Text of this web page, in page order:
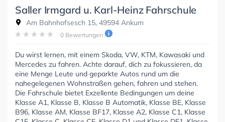
Saller Irmgard u. Karl-Heinz Fahrschule
Am Bahnhofsesch 15, 49594 Ankum
0 Bewertungen
Du wirst lernen, mit einem Skoda, VW, KTM, Kawasaki und
Mercedes zu fahren. Achte darauf, dich zu fokussieren, da
eine Menge Leute und geparkte Autos rund um die
nahegelegenen Wohnstraßen gehen, fahren und stehen.
Die Fahrschule bietet Exzellente Bedingungen um deine
Klasse A1, Klasse B, Klasse B Automatik, Klasse BE, Klasse
B96, Klasse AM, Klasse BF17, Klasse A2, Klasse C1, Klasse